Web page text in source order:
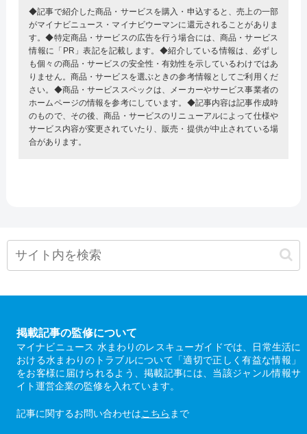
◆記事で紹介した商品・サービスを購入・申込すると、売上の一部
がマイナビニュース・マイナビウーマンに還元されることがありま
す。◆特定商品・サービスの広告を行う場合には、商品・サービス
情報に「PR」表記を記載します。◆紹介している情報は、必ずし
も個々の商品・サービスの安全性・有効性を示しているわけではあ
りません。商品・サービスを選ぶときの参考情報としてご利用くだ
さい。◆商品・サービススペックは、メーカーやサービス事業者の
ホームページの情報を参考にしています。◆記事内容は記事作成時
のもので、その後、商品・サービスのリニューアルによって仕様や
サービス内容が変更されていたり、販売・提供が中止されている場
合があります。
掲載記事の監修について
マイナビニュース 水まわりのレスキューガイドでは、日常生活に
おける水まわりのトラブルについて「適切で正しく有益な情報」
をお客様に届けられるよう、掲載記事には、当該ジャンル情報サ
イト運営企業の監修を入れています。
記事に関するお問い合わせはこちら まで